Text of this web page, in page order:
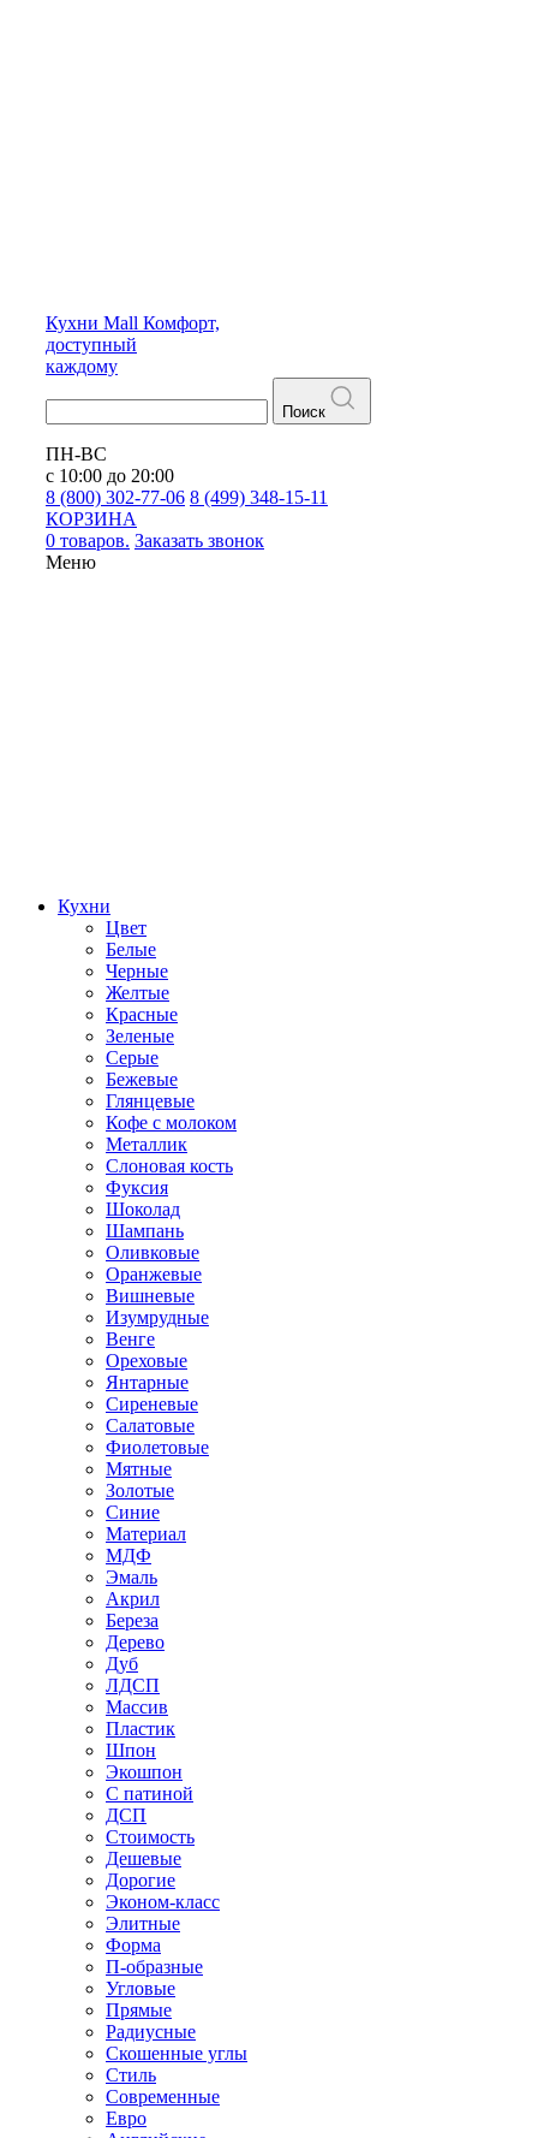
Кухни Mall Комфорт,
доступный
каждому
Поиск
ПН-ВС
с 10:00 до 20:00
8 (800) 302-77-06 8 (499) 348-15-11
КОРЗИНА
0 товаров. Заказать звонок
Меню
Кухни
Цвет
Белые
Черные
Желтые
Красные
Зеленые
Серые
Бежевые
Глянцевые
Кофе с молоком
Металлик
Слоновая кость
Фуксия
Шоколад
Шампань
Оливковые
Оранжевые
Вишневые
Изумрудные
Венге
Ореховые
Янтарные
Сиреневые
Салатовые
Фиолетовые
Мятные
Золотые
Синие
Материал
МДФ
Эмаль
Акрил
Береза
Дерево
Дуб
ЛДСП
Массив
Пластик
Шпон
Экошпон
С патиной
ДСП
Стоимость
Дешевые
Дорогие
Эконом-класс
Элитные
Форма
П-образные
Угловые
Прямые
Радиусные
Скошенные углы
Стиль
Современные
Евро